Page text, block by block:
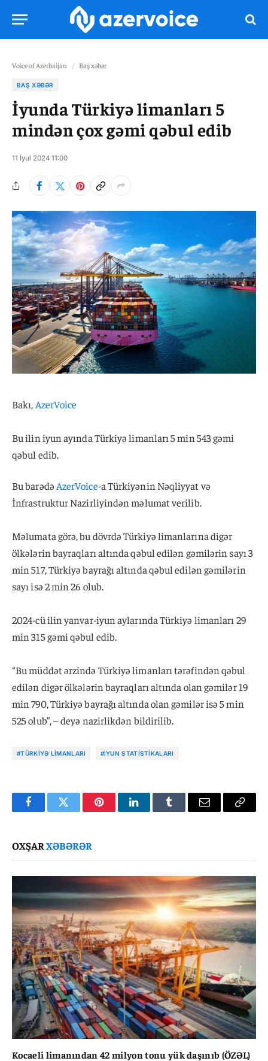
Voice of Azerbaijan / Baş xəbər
BAŞ XƏBƏR
İyunda Türkiyə limanları 5
mindən çox gəmi qəbul edib
11 İyul 2024 11:00
Bakı, AzerVoice
Bu ilin iyun ayında Türkiyə limanları 5 min 543 gəmi
qəbul edib.
Bu barədə AzerVoice-a Türkiyənin Nəqliyyat və
İnfrastruktur Nazirliyindən məlumat verilib.
Məlumata görə, bu dövrdə Türkiyə limanlarına digər
ölkələrin bayraqları altında qəbul edilən gəmilərin sayı 3
min 517, Türkiyə bayrağı altında qəbul edilən gəmilərin
sayı isə 2 min 26 olub.
2024-cü ilin yanvar-iyun aylarında Türkiyə limanları 29
min 315 gəmi qəbul edib.
“Bu müddət ərzində Türkiyə limanları tərəfindən qəbul
edilən digər ölkələrin bayraqları altında olan gəmilər 19
min 790, Türkiyə bayrağı altında olan gəmilər isə 5 min
525 olub”, – deyə nazirlikdən bildirilib.
#TÜRKIYƏ LIMANLARI #IYUN STATISTIKALARI
FacebookTwitter PinterestLinkedInTumblr Email
Copy
OXŞARXƏBƏRƏR
Kocaeli limanından 42 milyon tonu yük daşınıb (ÖZƏL)